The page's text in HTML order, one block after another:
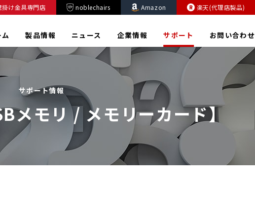
掛け金具専門店 noblechairs Amazon 楽天(代理店製品)
製品情報 ニュース 企業情報 サポート お問い合わせ
サポート情報
メモリ / メモリーカード】